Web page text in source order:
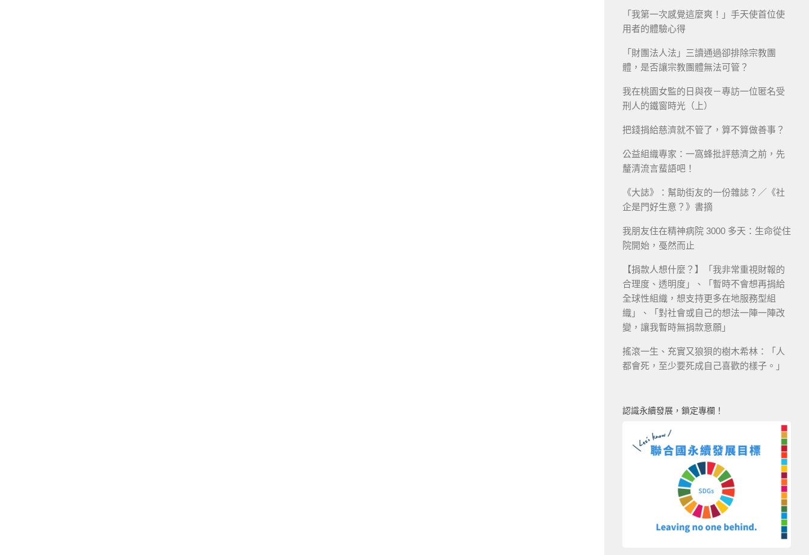
「我第一次感覺這麼爽！」手天使首位使
用者的體驗心得
「財團法人法」三讀通過卻排除宗教團
體，是否讓宗教團體無法可管？
我在桃園女監的日與夜－專訪一位匿名受
刑人的鐵窗時光（上）
把錢捐給慈濟就不管了，算不算做善事？
公益組織專家：一窩蜂批評慈濟之前，先
釐清流言蜚語吧！
《大誌》：幫助街友的一份雜誌？／《社
企是門好生意？》書摘
我朋友住在精神病院 3000 多天：生命從住
院開始，戞然而止
【捐款人想什麼？】「我非常重視財報的
合理度、透明度」、「暫時不會想再捐給
全球性組織，想支持更多在地服務型組
織」、「對社會或自己的想法一陣一陣改
變，讓我暫時無捐款意願」
搖滾一生、充實又狼狽的樹木希林：「人
都會死，至少要死成自己喜歡的樣子。」
認識永續發展，鎖定專欄！